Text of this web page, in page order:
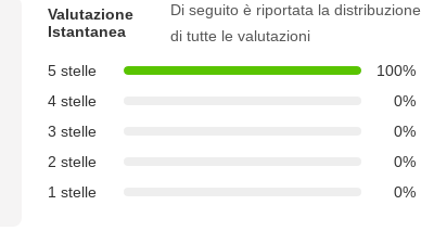
Valutazione
Istantanea
Di seguito è riportata la distribuzione
di tutte le valutazioni
5 stelle
100%
4 stelle
0%
3 stelle
0%
2 stelle
0%
1 stelle
0%